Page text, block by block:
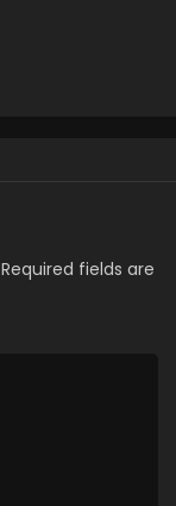
Required fields are